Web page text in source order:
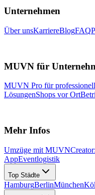
Unternehmen
Über unsKarriereBlogFAQ
MUVN für
MUVN Pro für
LösungenShops vor Ort
Mehr Infos
Umzüge mit MUVN
AppEventlogistik
Top Städte
HamburgBerlinMünchen